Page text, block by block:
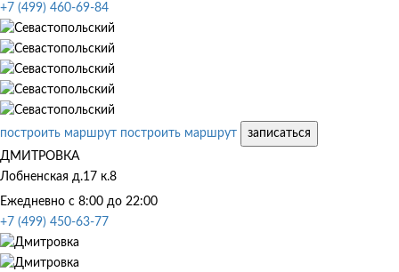
+7 (499) 460-69-84
построить маршрут построить маршрут
записаться
ДМИТРОВКА
Лобненская д.17 к.8
Ежедневно с 8:00 до 22:00
+7 (499) 450-63-77